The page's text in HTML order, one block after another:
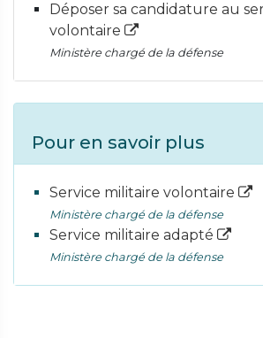
Déposer sa candidature au
volontaire
Ministère chargé de la défense
Pour en savoir plus
Service militaire volontaire
Ministère chargé de la défense
Service militaire adapté
Ministère chargé de la défense